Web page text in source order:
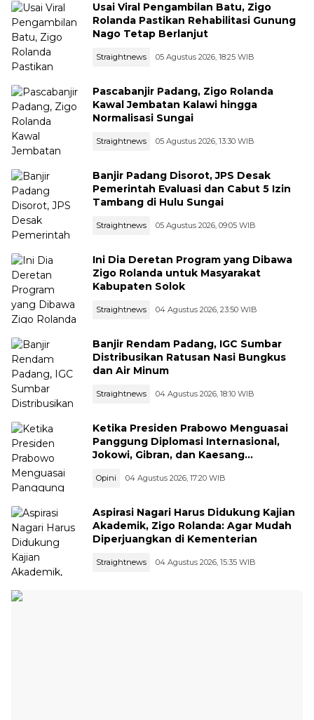
Usai Viral Pengambilan Batu, Zigo
Rolanda Pastikan Rehabilitasi Gunung
Nago Tetap Berlanjut
Straightnews 05 Agustus 2026, 18:25 WIB
Pascabanjir Padang, Zigo Rolanda
Kawal Jembatan Kalawi hingga
Normalisasi Sungai
Straightnews 05 Agustus 2026, 13:30 WIB
Banjir Padang Disorot, JPS Desak
Pemerintah Evaluasi dan Cabut 5 Izin
Tambang di Hulu Sungai
Straightnews 05 Agustus 2026, 09:05 WIB
Ini Dia Deretan Program yang Dibawa
Zigo Rolanda untuk Masyarakat
Kabupaten Solok
Straightnews 04 Agustus 2026, 23:50 WIB
Banjir Rendam Padang, IGC Sumbar
Distribusikan Ratusan Nasi Bungkus
dan Air Minum
Straightnews 04 Agustus 2026, 18:10 WIB
Ketika Presiden Prabowo Menguasai
Panggung Diplomasi Internasional,
Jokowi, Gibran, dan Kaesang
Opini 04 Agustus 2026, 17:20 WIB
Aspirasi Nagari Harus Didukung Kajian
Akademik, Zigo Rolanda: Agar Mudah
Diperjuangkan di Kementerian
Straightnews 04 Agustus 2026, 15:35 WIB